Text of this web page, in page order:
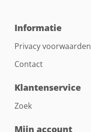
Informatie
Privacy voorwaarden
Contact
Klantenservice
Zoek
Mijn account